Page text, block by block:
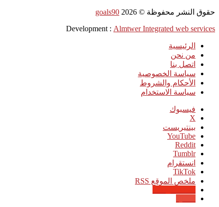
حقوق النشر محفوظة © goals90 2026
Development : Almtwer Integrated web services
الرئيسية
من نحن
اتصل بنا
سياسة الخصوصية
الأحكام والشروط
سياسة الاستخدام
فيسبوك
‫X
بينتيريست
‫YouTube
انستقرام
‫TikTok
ملخص الموقع RSS